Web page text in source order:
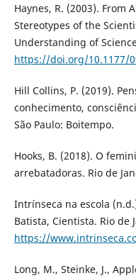
Haynes, R. (2003). From
Stereotypes of the
Understanding of
https://doi.org/10.1177/
Hill Collins, P. (2019).
conhecimento,
São Paulo: Boitempo.
Hooks, B. (2018). O
arrebatadoras. Rio de
Intrínseca na escola
Batista, Cientista. Rio de
https://
Long, M., Steinke, J.,